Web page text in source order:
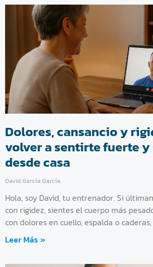
Dolores, cansancio y
volver a sentirte fuerte
desde casa
David García García
Hola, soy David, tu entrenador. Si
con rigidez, sientes el cuerpo más
con dolores en cuello, espalda o
Leer Más »